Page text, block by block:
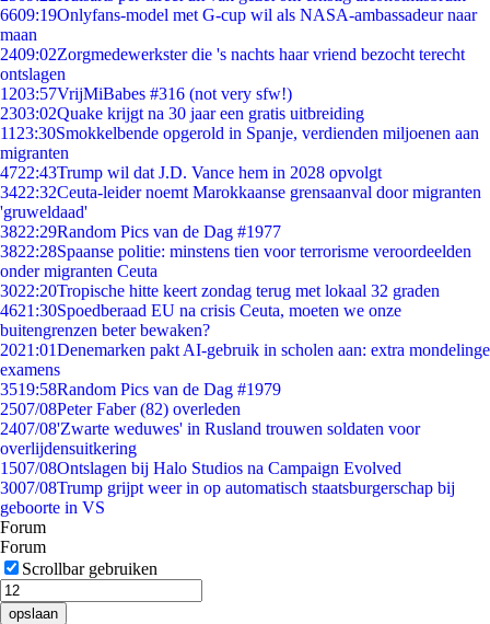
6609:19Onlyfans-model met G-cup wil als NASA-ambassadeur naar
maan
2409:02Zorgmedewerkster die 's nachts haar vriend bezocht terecht
ontslagen
1203:57VrijMiBabes #316 (not very sfw!)
2303:02Quake krijgt na 30 jaar een gratis uitbreiding
11 23:30Smokkelbende opgerold in Spanje, verdienden miljoenen aan
migranten
4722:43Trump wil dat J.D. Vance hem in 2028 opvolgt
3422:32Ceuta-leider noemt Marokkaanse grensaanval door migranten
'gruweldaad'
3822:29Random Pics van de Dag #1977
3822:28Spaanse politie: minstens tien voor terrorisme veroordeelden
onder migranten Ceuta
3022:20Tropische hitte keert zondag terug met lokaal 32 graden
4621:30Spoedberaad EU na crisis Ceuta, moeten we onze
buitengrenzen beter bewaken?
2021:01Denemarken pakt AI-gebruik in scholen aan: extra mondelinge
examens
3519:58Random Pics van de Dag #1979
2507/08Peter Faber (82) overleden
2407/08'Zwarte weduwes' in Rusland trouwen soldaten voor
overlijdensuitkering
1507/08Ontslagen bij Halo Studios na Campaign Evolved
3007/08Trump grijpt weer in op automatisch staatsburgerschap bij
geboorte in VS
Forum
Forum
Scrollbar gebruiken
opslaan